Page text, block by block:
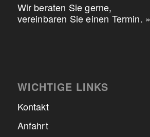
Wir beraten Sie gerne,
vereinbaren Sie einen Termin. »
WICHTIGE LINKS
Kontakt
Anfahrt